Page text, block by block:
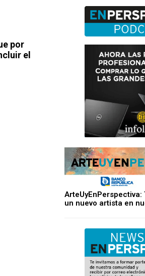
por
el
un nuevo artista en